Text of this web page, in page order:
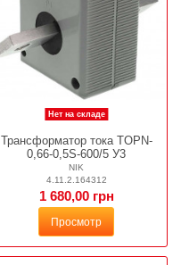
Нет на складе
Трансформатор тока TOPN-
0,66-0,5S-600/5 У3
NIK
4.11.2.164312
1 680,00 грн
Просмотр